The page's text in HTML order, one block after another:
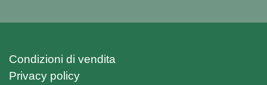
Condizioni di vendita
Privacy policy